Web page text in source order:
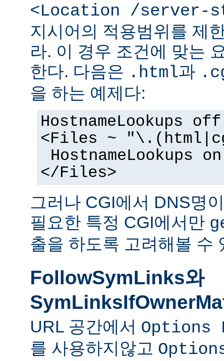
<Location /server-
지시어의 적용범위를 제
라. 이 경우 조건에 맞는
한다. 다음은 .html과
을 하는 예제다:
HostnameLookups off
<Files ~
HostnameLookups on
</Files>
그러나 CGI에서 DNS명
필요한 특정 CGI에서만
출을 하도록 고려해볼 수
FollowSymLinks와
URL 공간에서 Options
를 사용하지않고